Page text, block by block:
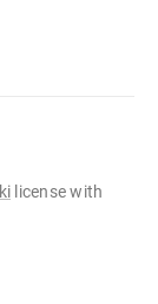
license with